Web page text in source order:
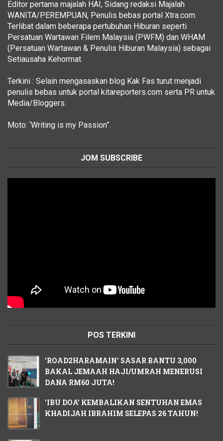
Editor pertama majalah HAI, Sidang redaksi Majalah
WANITA/PEREMPUAN, Penulis bebas portal Xtra.com.
Terlibat dalam beberapa pertubuhan Hiburan seperti
Persatuan Wartawan Filem Malaysia (PWFM) dan WHAM
(Persatuan Wartawan & Penulis Hiburan Malaysia) sebagai
Setiausaha Kehormat.
Terkini : Selain mengasaskan blog Kak Fas turut menjadi
penulis bebas untuk portal kitareporters.com serta PR untuk
Media/Bloggers.
Moto: ‘Writing is my Passion”.
JOM SUBSCRIBE
POS TERKINI
'ROAD2HARAMAIN' SASAR BANTU 3,000
BAKAL JEMAAH HAJI/UMRAH MENERUSI
DANA RM60 JUTA!
'IBU DOA' KEMBALIKAN SENTUHAN EMAS
KHADIJAH IBRAHIM SELEPAS 26 TAHUN!